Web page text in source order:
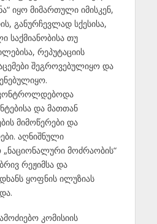
იყო მიმართული იმისკენ,
განურჩევლად სქესისა,
საქმიანობისა თუ
რეპუტაციის
შეგროვებულიყო და
და მათთან
მიმოწერები და
აღნიშნული
მოძრაობის“
რეჟიმსა და
ყოფნის ილუზიას
კომისიის